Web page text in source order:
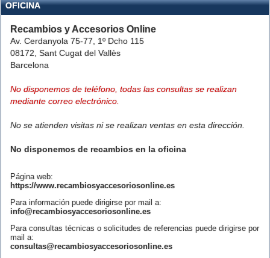
OFICINA
Recambios y Accesorios Online
Av. Cerdanyola 75-77, 1º Dcho 115
08172, Sant Cugat del Vallès
Barcelona
No disponemos de teléfono, todas las consultas se realizan
mediante correo electrónico.
No se atienden visitas ni se realizan ventas en esta dirección.
No disponemos de recambios en la oficina
Página web:
https://www.recambiosyaccesoriosonline.es
Para información puede dirigirse por mail a:
info@recambiosyaccesoriosonline.es
Para consultas técnicas o solicitudes de referencias puede dirigirse por
mail a:
consultas@recambiosyaccesoriosonline.es